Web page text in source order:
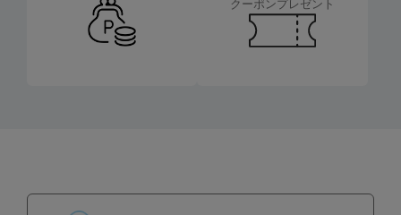
クーポンプレゼント